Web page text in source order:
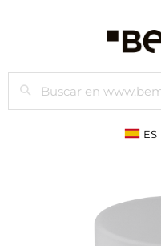
Buscar
ES